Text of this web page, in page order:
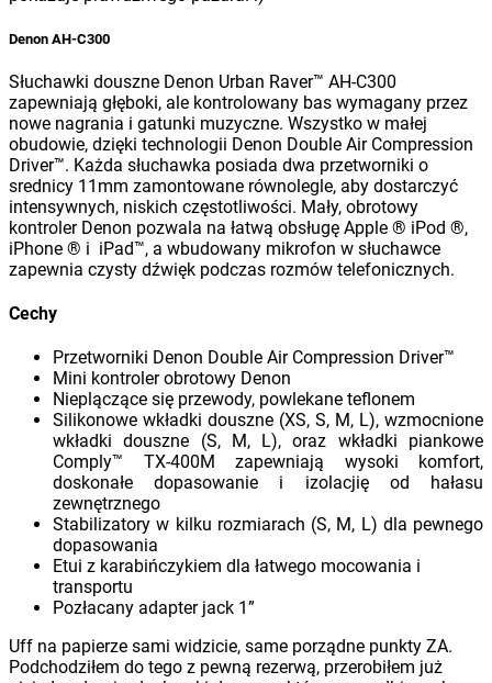
Denon AH-C300
Słuchawki douszne Denon Urban Raver™ AH-C300
zapewniają głęboki, ale kontrolowany bas wymagany przez
nowe nagrania i gatunki muzyczne. Wszystko w małej
obudowie, dzięki technologii Denon Double Air Compression
Driver™. Każda słuchawka posiada dwa przetworniki o
srednicy 11mm zamontowane równolegle, aby dostarczyć
intensywnych, niskich częstotliwości. Mały, obrotowy
kontroler Denon pozwala na łatwą obsługę Apple ® iPod ®,
iPhone ® i iPad™, a wbudowany mikrofon w słuchawce
zapewnia czysty dźwięk podczas rozmów telefonicznych.
Cechy
Przetworniki Denon Double Air Compression Driver™
Mini kontroler obrotowy Denon
Nieplączące się przewody, powlekane teflonem
Silikonowe wkładki douszne (XS, S, M, L), wzmocnione
wkładki douszne (S, M, L), oraz wkładki piankowe
Comply™ TX-400M zapewniają wysoki komfort,
doskonałe dopasowanie i izolacjię od hałasu
zewnętrznego
Stabilizatory w kilku rozmiarach (S, M, L) dla pewnego
dopasowania
Etui z karabińczykiem dla łatwego mocowania i
transportu
Pozłacany adapter jack 1”
Uff na papierze sami widzicie, same porządne punkty ZA.
Podchodziłem do tego z pewną rezerwą, przerobiłem już